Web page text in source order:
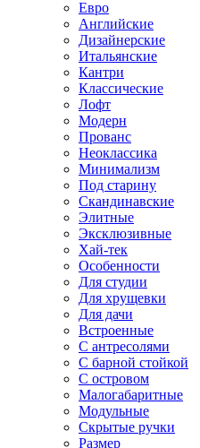
Евро
Английские
Дизайнерские
Итальянские
Кантри
Классические
Лофт
Модерн
Прованс
Неоклассика
Минимализм
Под старину
Скандинавские
Элитные
Эксклюзивные
Хай-тек
Особенности
Для студии
Для хрущевки
Для дачи
Встроенные
С антресолями
С барной стойкой
С островом
Малогабаритные
Модульные
Скрытые ручки
Размер